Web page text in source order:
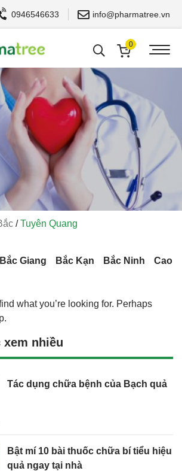
0946546633 info@pharmatree.vn
0
/Tuyên Quang
Bắc Giang Bắc Kạn Bắc Ninh Cao
what you’re looking for. Perhaps
nhiều
Tác dụng chữa bệnh của Bạch quả
Bật mí 10 bài thuốc chữa bí tiểu hiệu
quả ngay tại nhà